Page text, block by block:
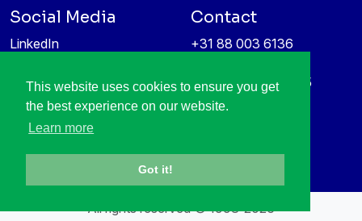
This website uses cookies to ensure you get
the best experience on our website.
Learn more
Got it!
Social Media
LinkedIn
Information protection &
privacy policy
Contact
+31 88 003 6136
High Tech Campus 5
5656 AE Eindhoven
All rights reserved © 1998-2026